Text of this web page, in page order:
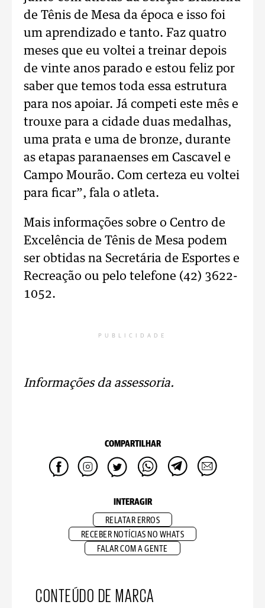
de Tênis de Mesa da época e isso foi
um aprendizado e tanto. Faz quatro
meses que eu voltei a treinar depois
de vinte anos parado e estou feliz por
saber que temos toda essa estrutura
para nos apoiar. Já competi este mês e
trouxe para a cidade duas medalhas,
uma prata e uma de bronze, durante
as etapas paranaenses em Cascavel e
Campo Mourão. Com certeza eu voltei
para ficar”, fala o atleta.
Mais informações sobre o Centro de
Excelência de Tênis de Mesa podem
ser obtidas na Secretária de Esportes e
Recreação ou pelo telefone (42) 3622-
1052.
PUBLICIDADE
Informações da assessoria.
COMPARTILHAR
INTERAGIR
RELATAR ERROS
RECEBER NOTÍCIAS NO WHATS
FALAR COM A GENTE
CONTEÚDO DE MARCA